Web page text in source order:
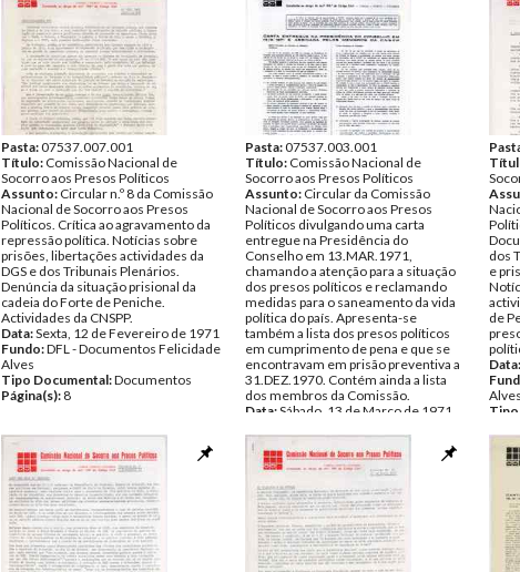
Pasta:07537.007.001
Título: Comissão Nacional de
Socorro aos Presos Políticos
Assunto: Circular n.º 8 da Comissão
Nacional de Socorro aos Presos
Políticos. Crítica ao agravamento da
repressão política. Notícias sobre
prisões, libertações actividades da
DGS e dos Tribunais Plenários.
Denúncia da situação prisional da
cadeia do Forte de Peniche.
Actividades da CNSPP.
Data:Sexta, 12 de Fevereiro de 1971
Fundo:DFL - Documentos Felicidade
Alves
Tipo Documental:Documentos
Página(s): 8
Pasta:07537.003.001
Título: Comissão Nacional de
Socorro aos Presos Políticos
Assunto: Circular da Comissão
Nacional de Socorro aos Presos
Políticos divulgando uma carta
entregue na Presidência do
Conselho em 13.MAR.1971,
chamando a atenção para a situação
dos presos políticos e reclamando
medidas para o saneamento da vida
política do país. Apresenta-se
também a lista dos presos políticos
em cumprimento de pena e que se
encontravam em prisão preventiva a
31.DEZ.1970. Contém ainda a lista
dos membros da Comissão.
Data: Sábado, 13 de Março de 1971
Alves
Tipo Documental:Documentos
Página(s):4
dos
e
de
Data:
Alves